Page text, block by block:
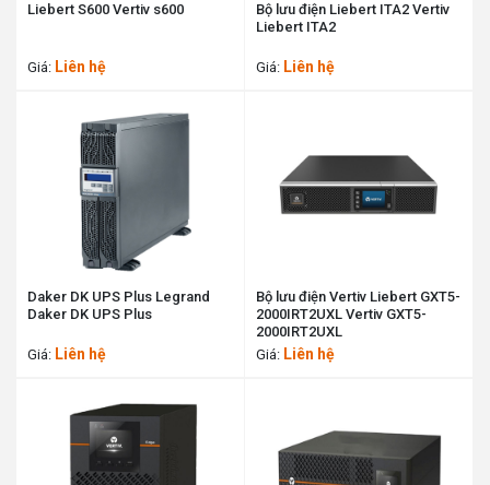
Liebert S600 Vertiv s600
Giá: Liên hệ
Bộ lưu điện Liebert ITA2 Vertiv
Liebert ITA2
Giá: Liên hệ
Daker DK UPS Plus Legrand
Daker DK UPS Plus
Giá: Liên hệ
Bộ lưu điện Vertiv Liebert GXT5-
2000IRT2UXL Vertiv GXT5-
2000IRT2UXL
Giá: Liên hệ